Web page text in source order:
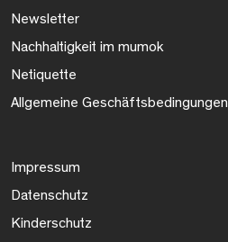
Newsletter
Nachhaltigkeit im mumok
Netiquette
Allgemeine Geschäftsbedingungen
Impressum
Datenschutz
Kinderschutz